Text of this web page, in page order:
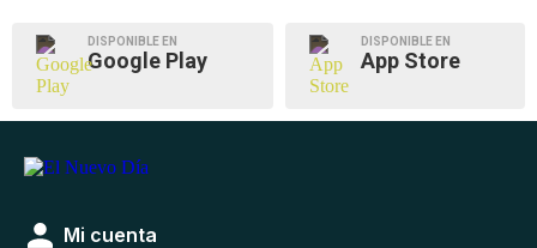
DISPONIBLE EN
Google Play
DISPONIBLE EN
App Store
Mi cuenta